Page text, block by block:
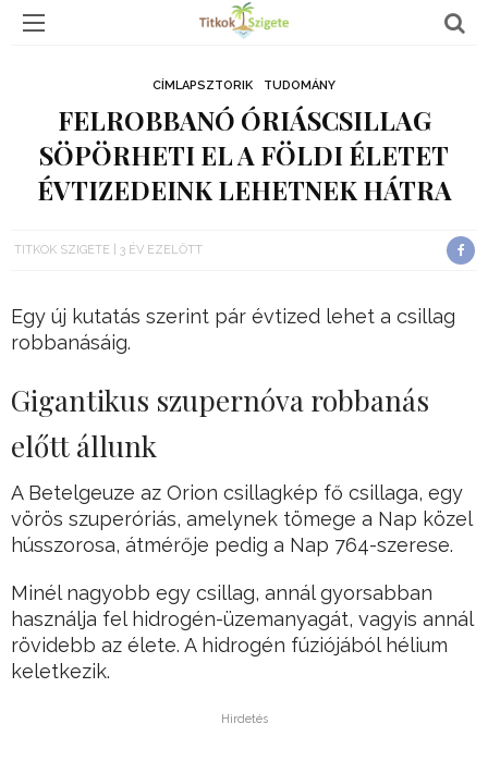
CÍMLAPSZTORIK TUDOMÁNY
FELROBBANÓ ÓRIÁSCSILLAG
SÖPÖRHETI EL A FÖLDI ÉLETET
ÉVTIZEDEINK LEHETNEK HÁTRA
TITKOK SZIGETE 3 ÉV EZELŐTT
Egy új kutatás szerint pár évtized lehet a csillag
robbanásáig.
Gigantikus szupernóva robbanás
előtt állunk
A Betelgeuze az Orion csillagkép fő csillaga, egy
vörös szuperóriás, amelynek tömege a Nap közel
hússzorosa, átmérője pedig a Nap 764-szerese.
Minél nagyobb egy csillag, annál gyorsabban
használja fel hidrogén-üzemanyagát, vagyis annál
rövidebb az élete. A hidrogén fúziójából hélium
keletkezik.
Hirdetés